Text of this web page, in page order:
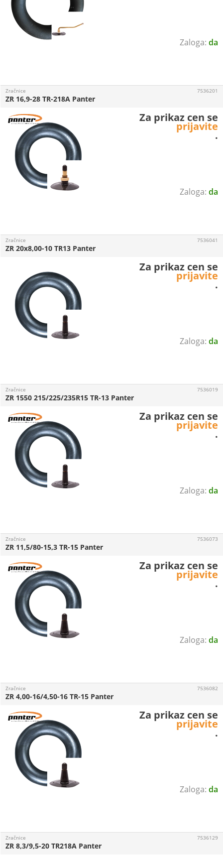
da
da
Zračnice
ZR 16,9-28 TR-218A Panter
7536201
Za prikaz cen se
prijavite
.
da
Zračnice
ZR 20x8,00-10 TR13 Panter
7536041
Za prikaz cen se
prijavite
.
da
Zračnice
ZR 1550 215/225/235R15 TR-13 Panter
7536019
Za prikaz cen se
prijavite
.
da
Zračnice
ZR 11,5/80-15,3 TR-15 Panter
7536073
Za prikaz cen se
prijavite
.
da
Zračnice
ZR 4,00-16/4,50-16 TR-15 Panter
7536082
Za prikaz cen se
prijavite
.
Zračnice
ZR 8,3/9,5-20 TR218A Panter
7536129